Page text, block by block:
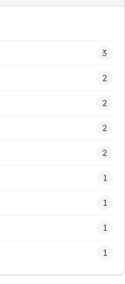
3
2
2
2
2
1
1
1
1